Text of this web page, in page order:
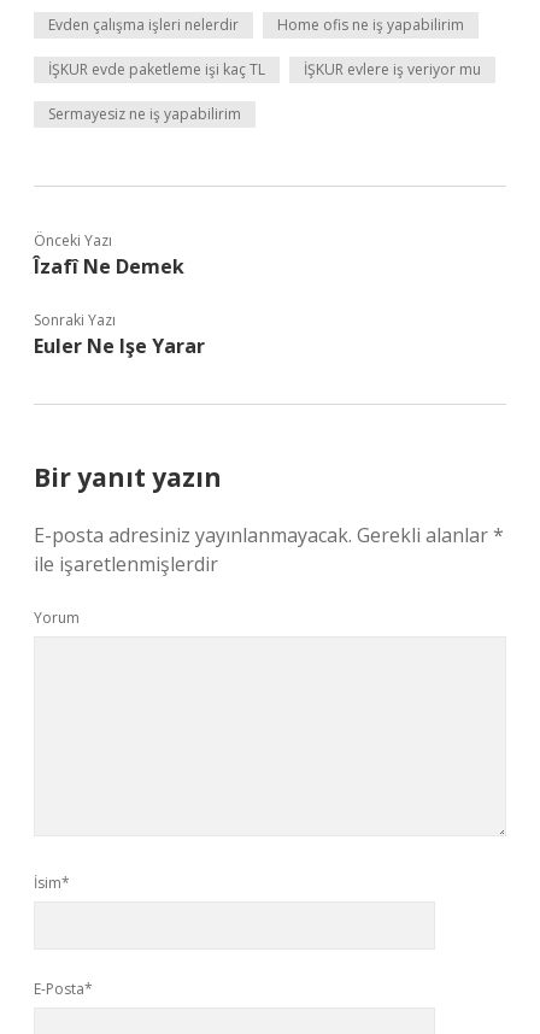
Evden çalışma işleri nelerdir Home ofis ne iş yapabilirim
İŞKUR evde paketleme işi kaç TL İŞKUR evlere iş veriyor mu
Sermayesiz ne iş yapabilirim
Önceki Yazı
Îzafî Ne Demek
Sonraki Yazı
Euler Ne Işe Yarar
Bir yanıt yazın
E-posta adresiniz yayınlanmayacak. Gerekli alanlar*
ile işaretlenmişlerdir
Yorum
İsim*
E-Posta*